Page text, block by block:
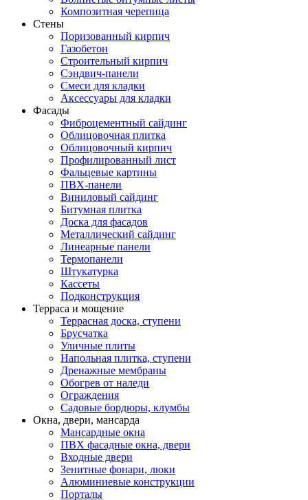
Композитная черепица
Стены
Поризованный кирпич
Газобетон
Строительный кирпич
Сэндвич-панели
Смеси для кладки
Аксессуары для кладки
Фасады
Фиброцементный сайдинг
Облицовочная плитка
Облицовочный кирпич
Профилированный лист
Фальцевые картины
ПВХ-панели
Виниловый сайдинг
Битумная плитка
Доска для фасадов
Металлический сайдинг
Линеарные панели
Термопанели
Штукатурка
Кассеты
Подконструкция
Терраса и мощение
Террасная доска, ступени
Брусчатка
Уличные плиты
Напольная плитка, ступени
Дренажные мембраны
Обогрев от наледи
Ограждения
Садовые бордюры, клумбы
Окна, двери, мансарда
Мансардные окна
ПВХ фасадные окна, двери
Входные двери
Зенитные фонари, люки
Алюминиевые конструкции
Порталы